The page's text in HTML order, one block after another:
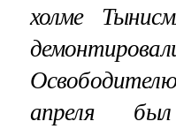
холме
апреля